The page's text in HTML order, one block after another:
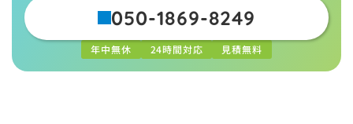
050-1869-8249
年中無休 24時間対応 見積無料